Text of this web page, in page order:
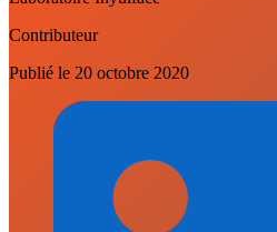
Contributeur
Publié le 20 octobre 2020